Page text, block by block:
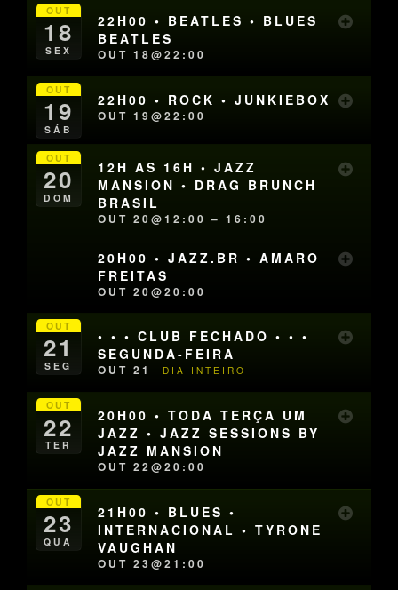
OUT
18
SEX
22H00 • BEATLES • BLUES
BEATLES
OUT 18@22:00
OUT
19
SÁB
22H00 • ROCK • JUNKIEBOX
OUT 19@22:00
OUT
20
DOM
12H AS 16H • JAZZ
MANSION • DRAG BRUNCH
BRASIL
OUT 20@12:00 – 16:00
20H00 • JAZZ.BR • AMARO
FREITAS
OUT 20@20:00
OUT
21
SEG
• • • CLUB FECHADO • • •
SEGUNDA-FEIRA
OUT 21 DIA INTEIRO
OUT
22
TER
20H00 • TODA TERÇA UM
JAZZ • JAZZ SESSIONS BY
JAZZ MANSION
OUT 22@20:00
OUT
23
QUA
21H00 • BLUES •
INTERNACIONAL • TYRONE
VAUGHAN
OUT 23@21:00